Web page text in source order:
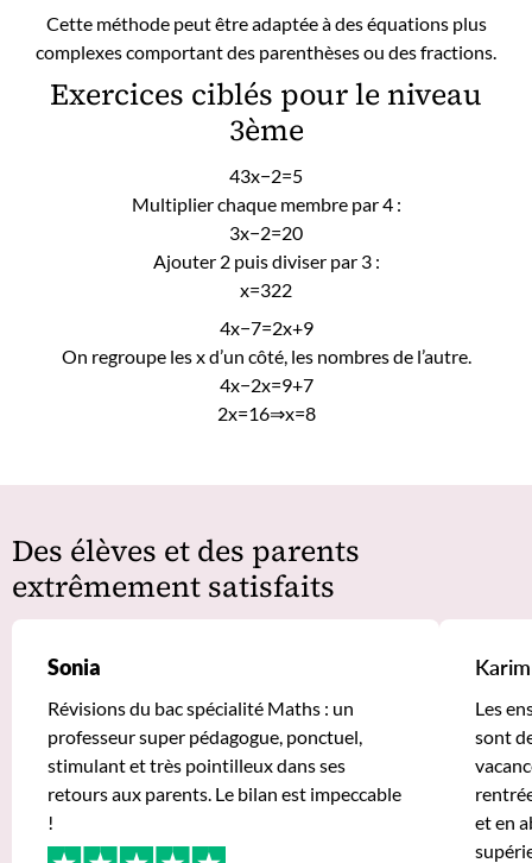
Cette méthode peut être adaptée à des équations plus
complexes comportant des parenthèses ou des fractions.
Exercices ciblés pour le niveau
3ème
43x−2​=5
Multiplier chaque membre par 4 :
3x−2=20
Ajouter 2 puis diviser par 3 :
x=322​
4x−7=2x+9
On regroupe les x d’un côté, les nombres de l’autre.
4x−2x=9+7
2x=16⇒x=8
Des élèves et des parents
extrêmement satisfaits
Sonia
Révisions du bac spécialité Maths : un
professeur super pédagogue, ponctuel,
stimulant et très pointilleux dans ses
retours aux parents. Le bilan est impeccable
!
Karim
Les
sont
et en